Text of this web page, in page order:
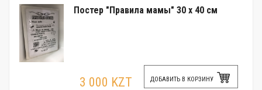
Постер "Правила мамы" 30 x 40 см
3 000 KZT ДОБАВИТЬ В КОРЗИНУ